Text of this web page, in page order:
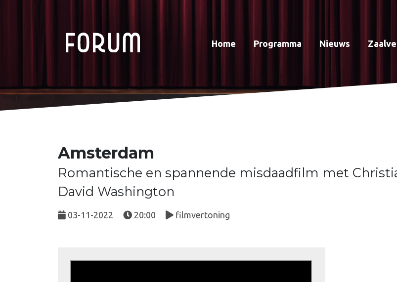
Home Programma Nieuws
Amsterdam
Romantische en spannende misdaadfilm met
David Washington
03-11-2022 20:00 filmvertoning